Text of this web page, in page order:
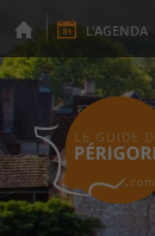
L'AGENDA